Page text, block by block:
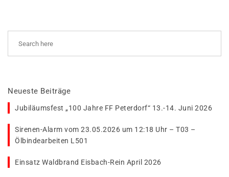
Neueste Beiträge
Jubiläumsfest „100 Jahre FF Peterdorf“ 13.-14. Juni 2026
Sirenen-Alarm vom 23.05.2026 um 12:18 Uhr – T03 –
Ölbindearbeiten L501
Einsatz Waldbrand Eisbach-Rein April 2026